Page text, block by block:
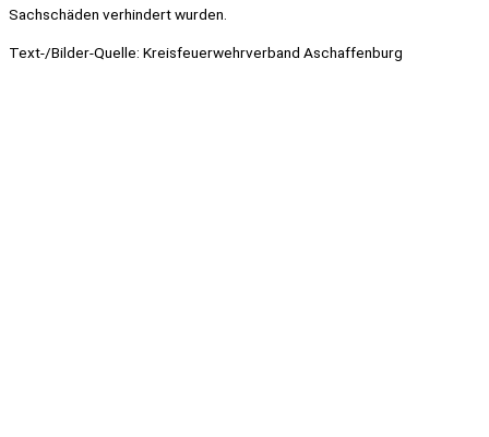
Sachschäden verhindert wurden.
Text-/Bilder-Quelle: Kreisfeuerwehrverband Aschaffenburg